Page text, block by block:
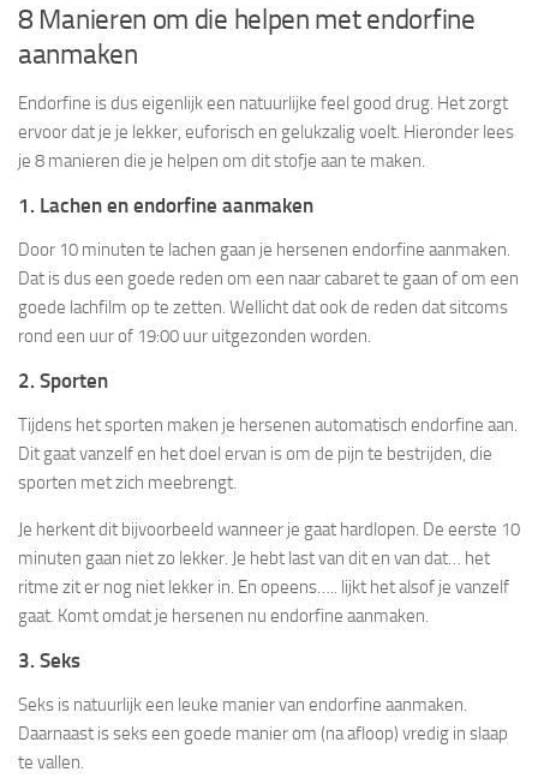
8 Manieren om die helpen met endorfine
aanmaken
Endorfine is dus eigenlijk een natuurlijke feel good drug. Het zorgt
ervoor dat je je lekker, euforisch en gelukzalig voelt. Hieronder lees
je 8 manieren die je helpen om dit stofje aan te maken.
1. Lachen en endorfine aanmaken
Door 10 minuten te lachen gaan je hersenen endorfine aanmaken.
Dat is dus een goede reden om een naar cabaret te gaan of om een
goede lachfilm op te zetten. Wellicht dat ook de reden dat sitcoms
rond een uur of 19:00 uur uitgezonden worden.
2. Sporten
Tijdens het sporten maken je hersenen automatisch endorfine aan.
Dit gaat vanzelf en het doel ervan is om de pijn te bestrijden, die
sporten met zich meebrengt.
Je herkent dit bijvoorbeeld wanneer je gaat hardlopen. De eerste 10
minuten gaan niet zo lekker. Je hebt last van dit en van dat… het
ritme zit er nog niet lekker in. En opeens….. lijkt het alsof je vanzelf
gaat. Komt omdat je hersenen nu endorfine aanmaken.
3. Seks
Seks is natuurlijk een leuke manier van endorfine aanmaken.
Daarnaast is seks een goede manier om (na afloop) vredig in slaap
te vallen.